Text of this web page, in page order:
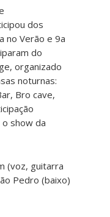
dos
no Verão e 9a
do
organizado
noturnas:
Bro cave,
show da
(voz, guitarra
Pedro (baixo)